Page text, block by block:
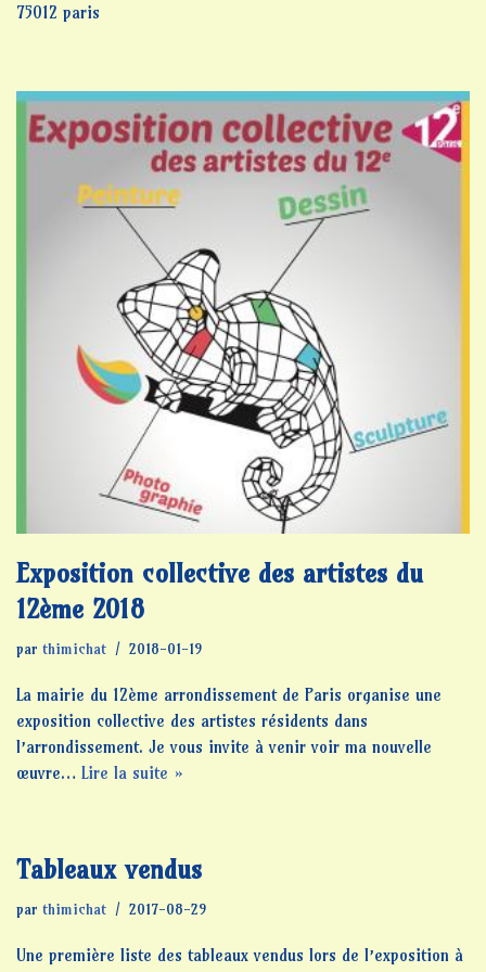
75012 paris
Exposition collective des artistes du
12ème 2018
par thimichat 2018-01-19
La mairie du 12ème arrondissement de Paris organise une
exposition collective des artistes résidents dans
l’arrondissement. Je vous invite à venir voir ma nouvelle
œuvre… Lire la suite »
Tableaux vendus
par thimichat 2017-08-29
Une première liste des tableaux vendus lors de l’exposition à